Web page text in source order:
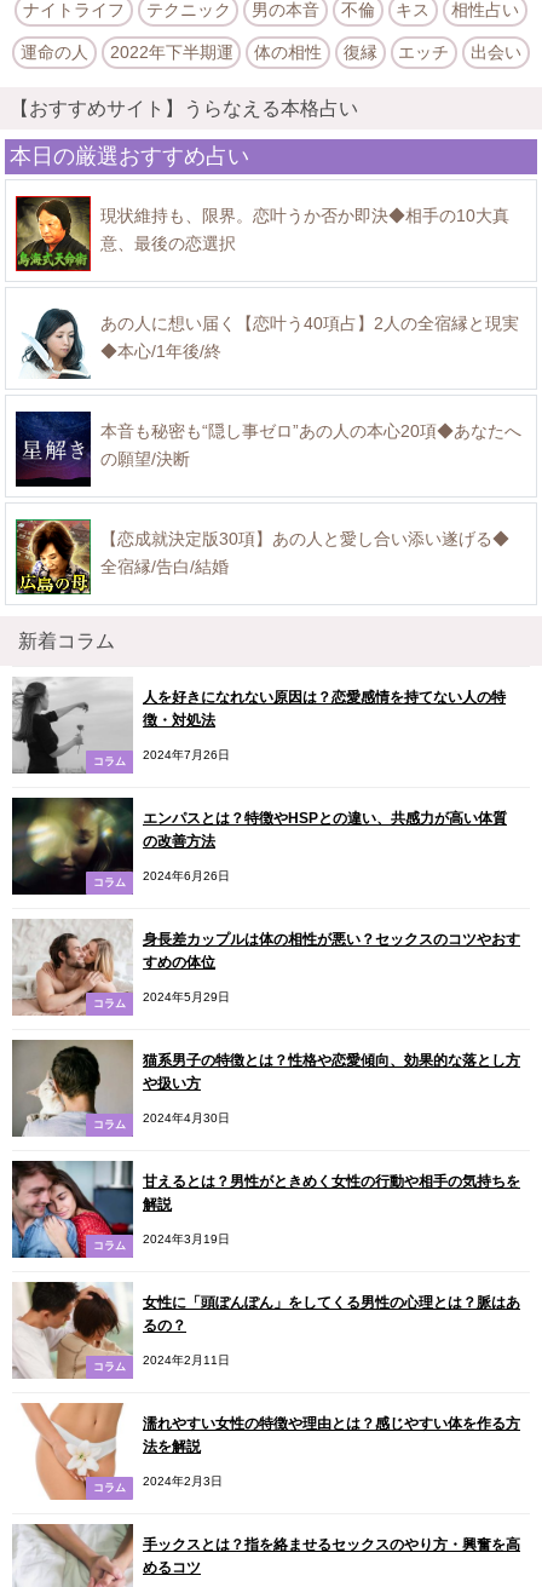
ナイトライフ テクニック 男の本音 不倫 キス 相性占い
運命の人 2022年下半期運 体の相性 復縁 エッチ 出会い
【おすすめサイト】うらなえる本格占い
本日の厳選おすすめ占い
現状維持も、限界。恋叶うか否か即決◆相手の10大真
意、最後の恋選択
あの人に想い届く【恋叶う40項占】2人の全宿縁と現実
◆本心/1年後/終
本音も秘密も“隠し事ゼロ”あの人の本心20項◆あなたへ
の願望/決断
【恋成就決定版30項】あの人と愛し合い添い遂げる◆
全宿縁/告白/結婚
新着コラム
コラム
人を好きになれない原因は？恋愛感情を持てない人の特
徴・対処法
2024年7月26日
コラム
エンパスとは？特徴やHSPとの違い、共感力が高い体質
の改善方法
2024年6月26日
コラム
身長差カップルは体の相性が悪い？セックスのコツやおす
すめの体位
2024年5月29日
コラム
猫系男子の特徴とは？性格や恋愛傾向、効果的な落とし方
や扱い方
2024年4月30日
コラム
甘えるとは？男性がときめく女性の行動や相手の気持ちを
解説
2024年3月19日
コラム
女性に「頭ぽんぽん」をしてくる男性の心理とは？脈はあ
るの？
2024年2月11日
コラム
濡れやすい女性の特徴や理由とは？感じやすい体を作る方
法を解説
2024年2月3日
手ックスとは？指を絡ませるセックスのやり方・興奮を高
めるコツ